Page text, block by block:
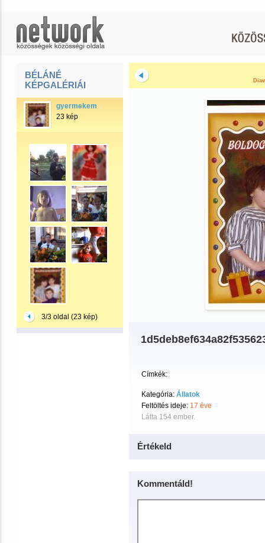
BÉLÁNÉ
KÉPGALÉRIÁI
gyermekem
23 kép
3/3 oldal (23 kép)
Címkék:
Kategória: Állatok
Feltöltés ideje: 17 éve
Látta 154 ember.
Értékeld
Kommentáld!